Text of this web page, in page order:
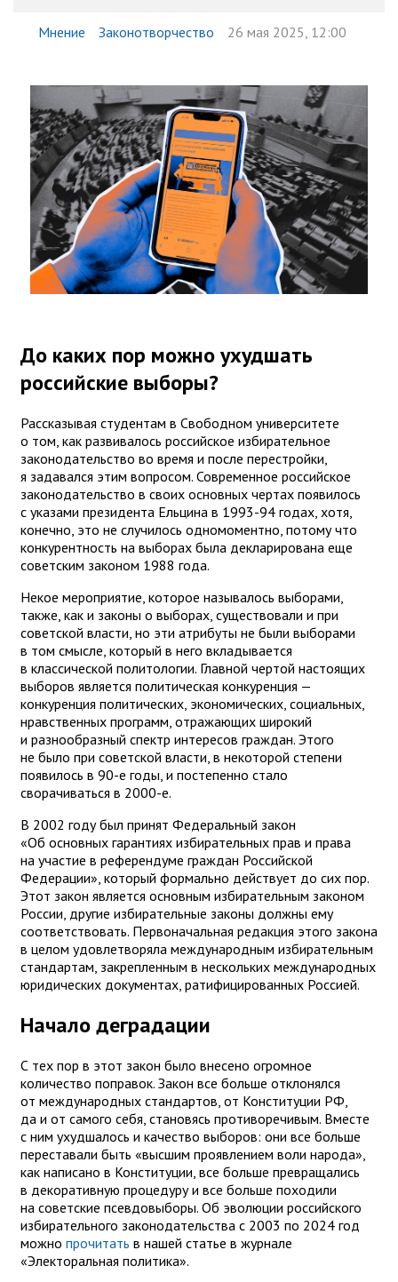
Мнение Законотворчество 26 мая 2025, 12:00
До каких пор можно ухудшать
российские выборы?
Рассказывая студентам в Свободном университете
о том, как развивалось российское избирательное
законодательство во время и после перестройки,
я задавался этим вопросом. Современное российское
законодательство в своих основных чертах появилось
с указами президента Ельцина в 1993-94 годах, хотя,
конечно, это не случилось одномоментно, потому что
конкурентность на выборах была декларирована еще
советским законом 1988 года.
Некое мероприятие, которое называлось выборами,
также, как и законы о выборах, существовали и при
советской власти, но эти атрибуты не были выборами
в том смысле, который в него вкладывается
в классической политологии. Главной чертой настоящих
выборов является политическая конкуренция —
конкуренция политических, экономических, социальных,
нравственных программ, отражающих широкий
и разнообразный спектр интересов граждан. Этого
не было при советской власти, в некоторой степени
появилось в 90-е годы, и постепенно стало
сворачиваться в 2000-е.
В 2002 году был принят Федеральный закон
«Об основных гарантиях избирательных прав и права
на участие в референдуме граждан Российской
Федерации», который формально действует до сих пор.
Этот закон является основным избирательным законом
России, другие избирательные законы должны ему
соответствовать. Первоначальная редакция этого закона
в целом удовлетворяла международным избирательным
стандартам, закрепленным в нескольких международных
юридических документах, ратифицированных Россией.
Начало деградации
С тех пор в этот закон было внесено огромное
количество поправок. Закон все больше отклонялся
от международных стандартов, от Конституции РФ,
да и от самого себя, становясь противоречивым. Вместе
с ним ухудшалось и качество выборов: они все больше
переставали быть «высшим проявлением воли народа»,
как написано в Конституции, все больше превращались
в декоративную процедуру и все больше походили
на советские псевдовыборы. Об эволюции российского
избирательного законодательства с 2003 по 2024 год
можно прочитать в нашей статье в журнале
«Электоральная политика».